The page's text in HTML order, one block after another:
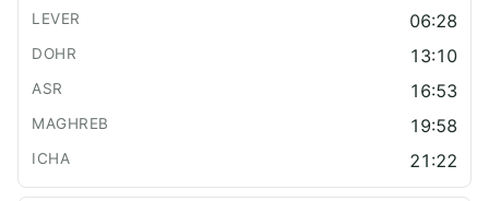
06:28
13:10
16:53
19:58
21:22